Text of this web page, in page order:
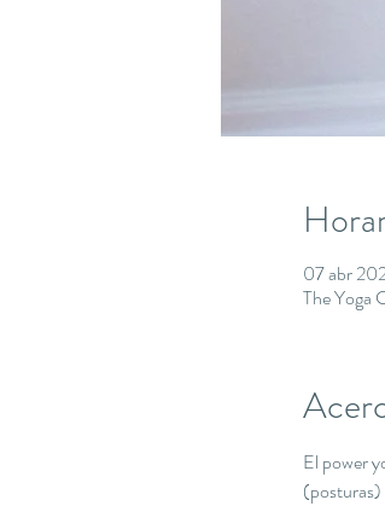
07 abr
The Yoga
El power
(posturas)